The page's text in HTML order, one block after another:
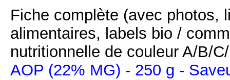
Fiche complète (avec photos,
alimentaires, labels bio /
nutritionnelle de couleur A/B/
AOP (22% MG) - 250 g -